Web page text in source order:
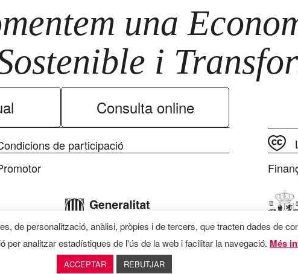
una
i
Consulta online
de participació
de personalització, anàlisi, pròpies i de tercers, que tracten dades de
per analitzar estadístiques de l'ús de la web i facilitar la navegació. Més
ACCEPTAR REBUTJAR